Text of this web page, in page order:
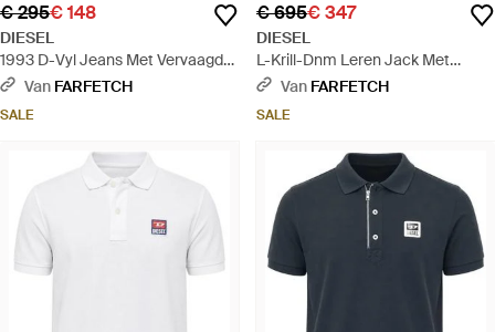
€ 295€ 148
DIESEL
1993 D-Vyl Jeans Met Vervaagd
Effect - Blauw
Van FARFETCH
SALE
€ 695€ 347
DIESEL
L-Krill-Dnm Leren Jack Met
Vlakken - Bruin
Van FARFETCH
SALE